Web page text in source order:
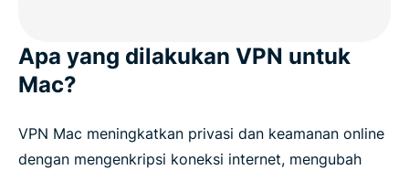
Apa yang dilakukan VPN untuk
Mac?
VPN Mac meningkatkan privasi dan keamanan online
dengan mengenkripsi koneksi internet, mengubah